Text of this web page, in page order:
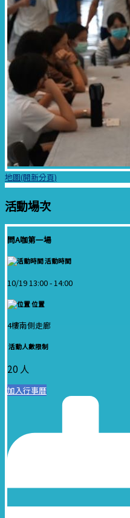
地圖(開新分頁)
活動場次
問A咖第一場
活動時間
10/19 13:00 -14:00
位置
4樓南側走廊
活動人數限制
20 人
加入行事曆